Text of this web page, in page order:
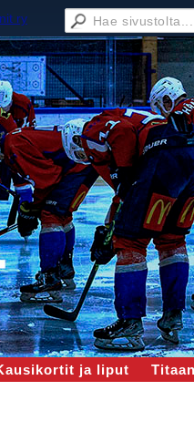
ry
ja liput